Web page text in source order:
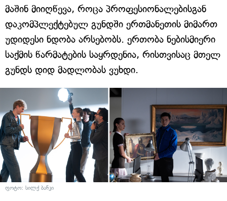
მაშინ მიიღწევა, როცა პროფესიონალებისგან
დაკომპლექტებულ გუნდში ერთმანეთის მიმართ
უდიდესი ნდობა არსებობს. ერთობა ნებისმიერი
საქმის წარმატების საყრდენია, რისთვისაც მთელ
გუნდს დიდ მადლობას ვუხდი.
ფოტო: სილქ ბანკი